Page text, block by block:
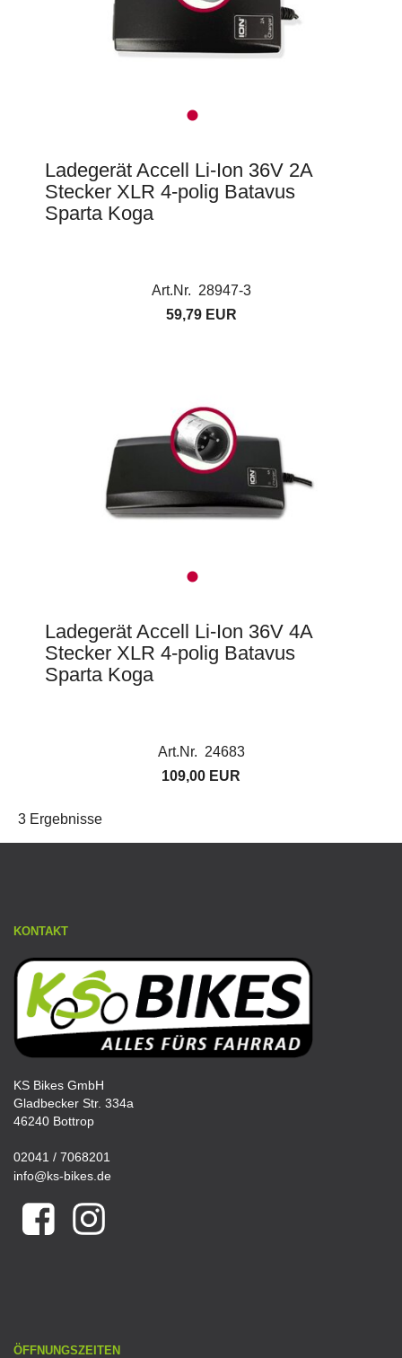
Ladegerät Accell Li-Ion 36V 2A
Stecker XLR 4-polig Batavus
Sparta Koga
Art.Nr. 28947-3
59,79 EUR
Ladegerät Accell Li-Ion 36V 4A
Stecker XLR 4-polig Batavus
Sparta Koga
Art.Nr. 24683
109,00 EUR
3 Ergebnisse
KONTAKT
KS Bikes GmbH
Gladbecker Str. 334a
46240 Bottrop
02041 / 7068201
info@ks-bikes.de
ÖFFNUNGSZEITEN